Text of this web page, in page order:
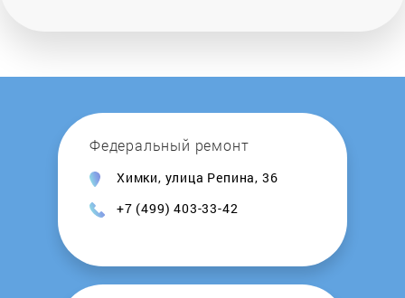
Kambrook
Kelli
KitchenAid
Федеральный ремонт
Химки, улица Репина, 36
+7 (499) 403-33-42